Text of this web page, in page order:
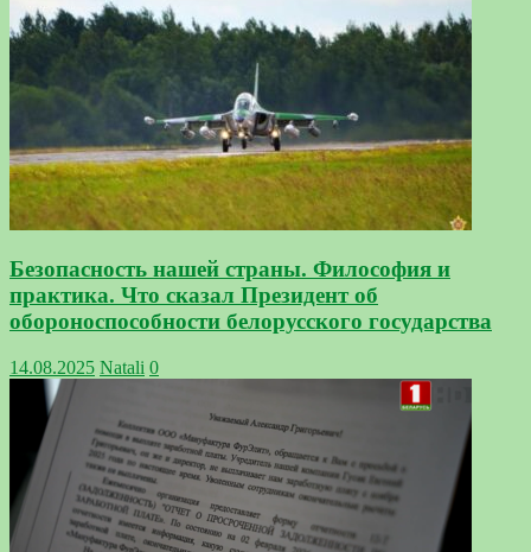
Безопасность нашей страны. Философия и
практика. Что сказал Президент об
обороноспособности белорусского государства
14.08.2025 Natali 0